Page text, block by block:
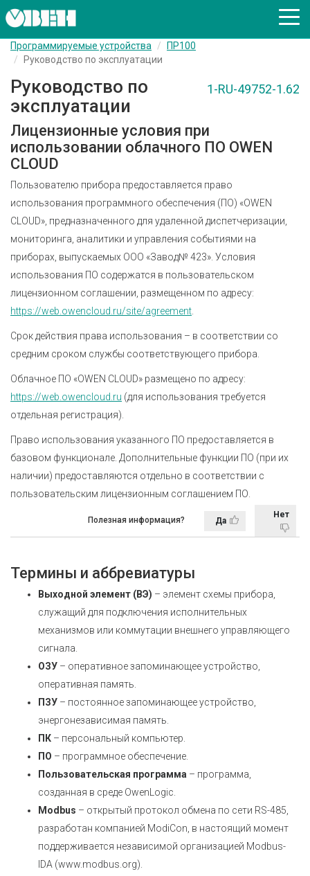
Программируемые устройства
ПР100
Руководство по эксплуатации
1-RU-49752-1.62
Руководство по
эксплуатации
Лицензионные условия при
использовании облачного ПО OWEN
CLOUD
Пользователю прибора предоставляется право
использования программного обеспечения (ПО) «OWEN
CLOUD», предназначенного для удаленной диспетчеризации,
мониторинга, аналитики и управления событиями на
приборах, выпускаемых ООО «Завод№ 423». Условия
использования ПО содержатся в пользовательском
лицензионном соглашении, размещенном по адресу:
https://web.owencloud.ru/site/agreement
Срок действия права использования – в соответствии со
средним сроком службы соответствующего прибора.
Облачное ПО «OWEN CLOUD» размещено по адресу:
https://web.owencloud.ru (для использования требуется
отдельная регистрация).
Право использования указанного ПО предоставляется в
базовом функционале. Дополнительные функции ПО (при их
наличии) предоставляются отдельно в соответствии с
пользовательским лицензионным соглашением ПО.
Полезная информация? Да
Нет
Термины и аббревиатуры
Выходной элемент (ВЭ) – элемент схемы прибора,
служащий для подключения исполнительных
механизмов или коммутации внешнего управляющего
сигнала.
ОЗУ – оперативное запоминающее устройство,
оперативная память.
ПЗУ – постоянное запоминающее устройство,
энергонезависимая память.
ПК – персональный компьютер.
ПО – программное обеспечение.
Пользовательская программа – программа,
созданная в среде OwenLogic.
Modbus – открытый протокол обмена по сети RS-485,
разработан компанией ModiCon, в настоящий момент
поддерживается независимой организацией Modbus-
IDA (www.modbus.org).